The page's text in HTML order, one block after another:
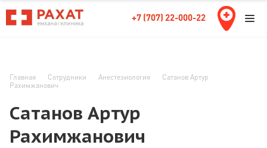
+7 (707) 22-000-22
Главная Сотрудники Анестезиология
Сатанов Артур
Рахимжанович
Сатанов Артур
Рахимжанович